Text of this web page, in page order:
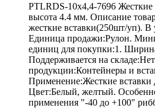
PTLRDS-10x4,4-7696
высота 4.4 мм. Описание
жесткие вставки(250шт/уп). В
Единица продажи:Рулон.
единиц для покупки:1.
Поддерживается на
продукции:Контейнеры и
Применение:Жесткие вставки
Цвет:Белый, желтый.
применения "-40 до +100"